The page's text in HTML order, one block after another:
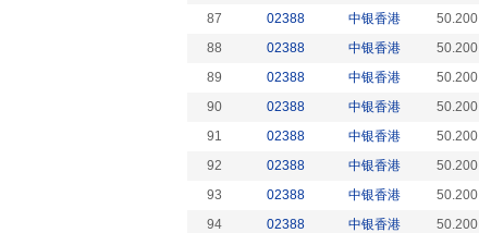
87
02388 中银香港 50.200
88
02388 中银香港 50.200
89
02388 中银香港 50.200
90
02388 中银香港 50.200
91
02388 中银香港 50.200
92
02388 中银香港 50.200
93
02388 中银香港 50.200
94
02388 中银香港 50.200